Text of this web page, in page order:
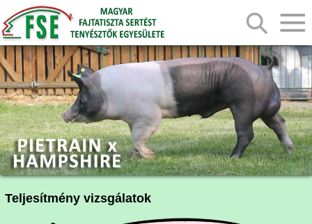
Teljesítmény vizsgálatok